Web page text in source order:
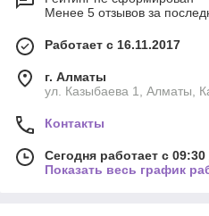
Менее 5 отзывов за
Работает с 16.11.2017
г. Алматы
ул. Казыбаева 1, Алматы,
Контакты
Сегодня работает с
Показать весь график